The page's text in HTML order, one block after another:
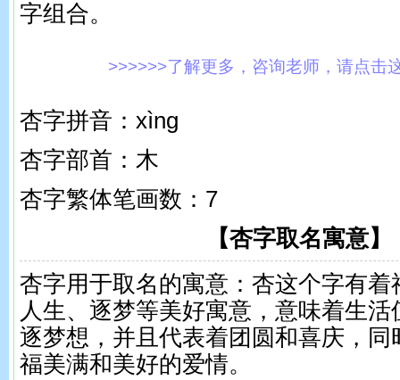
字组合。
>>>>>>了解更多，咨询老师，请点击
杏字拼音：xìnɡ
杏字部首：木
杏字繁体笔画数：7
【杏字取名寓意】
杏字用于取名的寓意：杏这个字有着
人生、逐梦等美好寓意，意味着生
逐梦想，并且代表着团圆和喜庆，同
福美满和美好的爱情。